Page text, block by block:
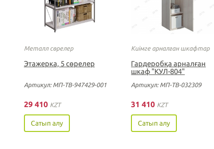
Металл сөрелер
Этажерка, 5 сөрелер
Артикул: МП-ТВ-947429-001
29 410 KZT
Сатып алу
Киімге арналған шкафтар
Гардеробқа арналған
шкаф "КУЛ-804"
Артикул: МП-ТВ-032309
31 410 KZT
Сатып алу